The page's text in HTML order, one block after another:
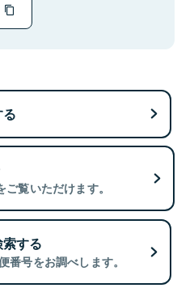
覧いただけます。
する
番号をお調べします。